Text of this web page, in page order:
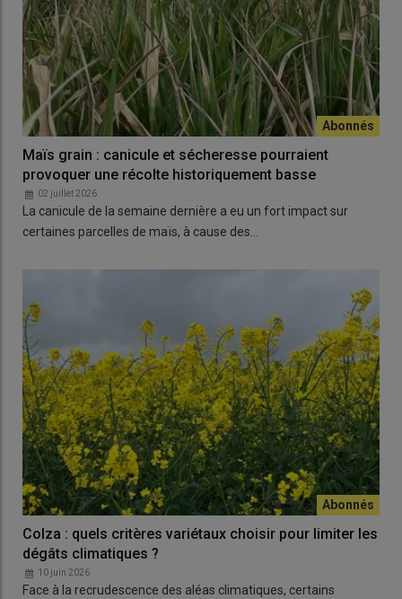
Maïs grain : canicule et sécheresse pourraient
provoquer une récolte historiquement basse
02 juillet 2026
La canicule de la semaine dernière a eu un fort impact sur
certaines parcelles de maïs, à cause des…
Colza : quels critères variétaux choisir pour limiter les
dégâts climatiques ?
10 juin 2026
Face à la recrudescence des aléas climatiques, certains